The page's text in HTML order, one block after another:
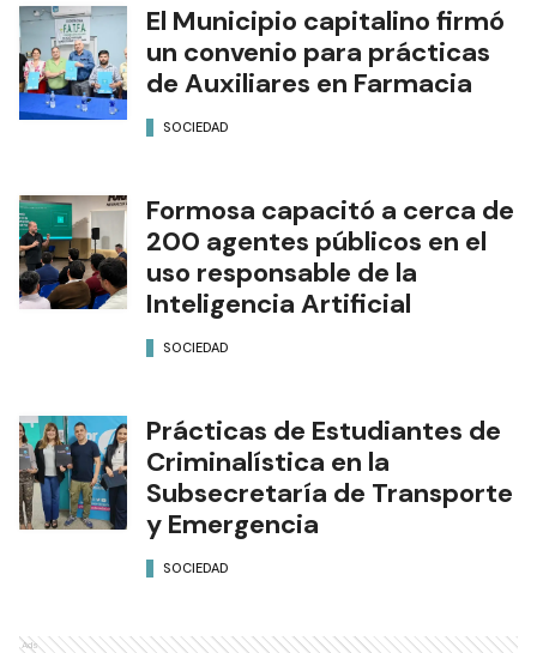
El Municipio capitalino firmó
un convenio para prácticas
de Auxiliares en Farmacia
SOCIEDAD
Formosa capacitó a cerca de
200 agentes públicos en el
uso responsable de la
Inteligencia Artificial
SOCIEDAD
Prácticas de Estudiantes de
Criminalística en la
Subsecretaría de Transporte
y Emergencia
SOCIEDAD
Ads